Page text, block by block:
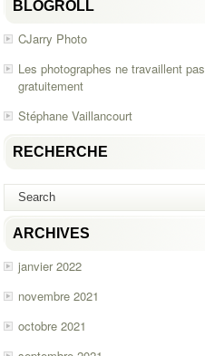
BLOGROLL
CJarry Photo
Les photographes ne travaillent pas
gratuitement
Stéphane Vaillancourt
RECHERCHE
ARCHIVES
janvier 2022
novembre 2021
octobre 2021